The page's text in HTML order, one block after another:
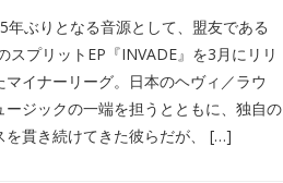
年ぶりとなる音源として、盟友である
スプリットEP『INVADE』を3月にリリ
マイナーリーグ。日本のヘヴィ／ラウ
ージックの一端を担うとともに、独自の
を貫き続けてきた彼らだが、 […]